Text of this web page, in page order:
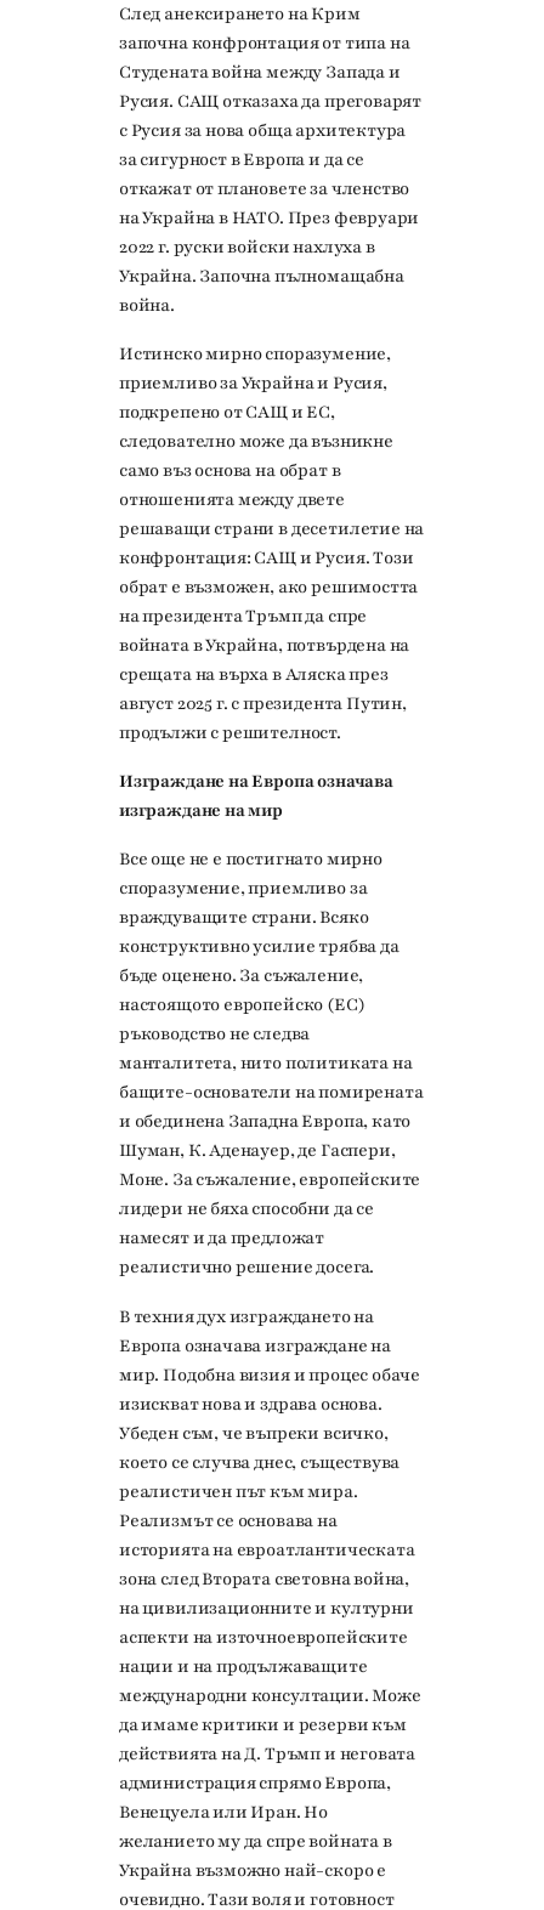
След анексирането на Крим
започна конфронтация от типа на
Студената война между Запада и
Русия. САЩ отказаха да преговарят
с Русия за нова обща архитектура
за сигурност в Европа и да се
откажат от плановете за членство
на Украйна в НАТО. През февруари
2022 г. руски войски нахлуха в
Украйна. Започна пълномащабна
война.
Истинско мирно споразумение,
приемливо за Украйна и Русия,
подкрепено от САЩ и ЕС,
следователно може да възникне
само въз основа на обрат в
отношенията между двете
решаващи страни в десетилетие на
конфронтация: САЩ и Русия. Този
обрат е възможен, ако решимостта
на президента Тръмп да спре
войната в Украйна, потвърдена на
срещата на върха в Аляска през
август 2025 г. с президента Путин,
продължи с решителност.
Изграждане на Европа означава
изграждане на мир
Все още не е постигнато мирно
споразумение, приемливо за
враждуващите страни. Всяко
конструктивно усилие трябва да
бъде оценено. За съжаление,
настоящото европейско (ЕС)
ръководство не следва
манталитета, нито политиката на
бащите-основатели на помирената
и обединена Западна Европа, като
Шуман, К. Аденауер, де Гаспери,
Моне. За съжаление, европейските
лидери не бяха способни да се
намесят и да предложат
реалистично решение досега.
В техния дух изграждането на
Европа означава изграждане на
мир. Подобна визия и процес обаче
изискват нова и здрава основа.
Убеден съм, че въпреки всичко,
което се случва днес, съществува
реалистичен път към мира.
Реализмът се основава на
историята на евроатлантическата
зона след Втората световна война,
на цивилизационните и културни
аспекти на източноевропейските
нации и на продължаващите
международни консултации. Може
да имаме критики и резерви към
действията на Д. Тръмп и неговата
администрация спрямо Европа,
Венецуела или Иран. Но
желанието му да спре войната в
Украйна възможно най-скоро е
очевидно. Тази воля и готовност